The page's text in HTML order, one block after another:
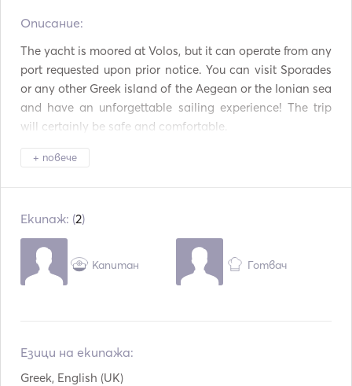
Дъска за падел Ветроходна лодка
Автопилот Електрическа котва
Навигационна систе
ма
Извънбордов двигат
ел
VHF
Описание:
The yacht is moored at Volos, but it can operate from any
port requested upon prior notice. You can visit Sporades
or any other Greek island of the Aegean or the Ionian sea
and have an unforgettable sailing experience! The trip
will certainly be safe and comfortable.
equipped galley. It has 2 cabins with double beds, 2
fitted with a private toilet and shower.
+ повече
Екипаж: (2)
Капитан Готвач
Езици на екипажа:
Greek, English (UK)